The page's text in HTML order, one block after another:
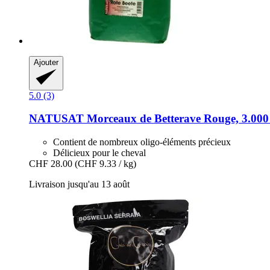
Ajouter
5.0 (3)
NATUSAT Morceaux de Betterave Rouge,
Contient de nombreux oligo-éléments précieux
Délicieux pour le cheval
CHF 28.00 (CHF 9.33 / kg)
Livraison jusqu'au 13 août